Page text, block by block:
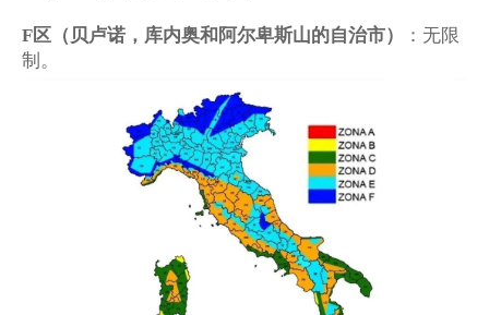
F区（贝卢诺，库内奥和阿尔卑斯山的自治市）
：无限
制。